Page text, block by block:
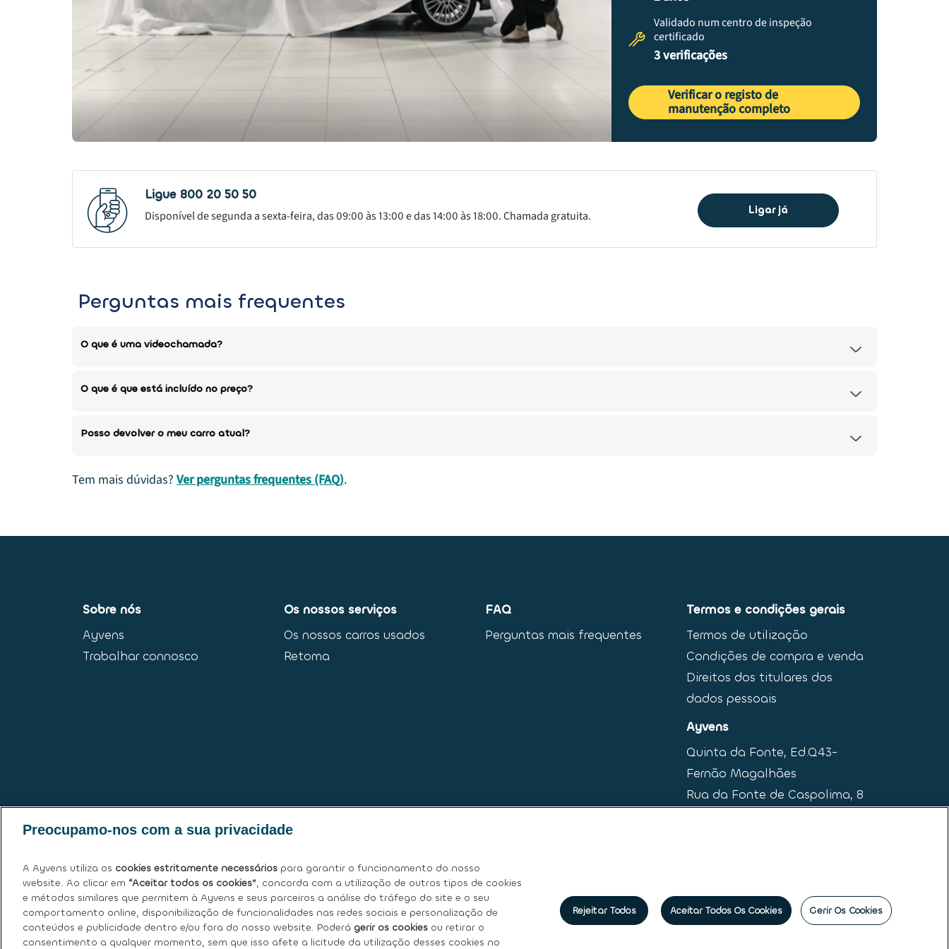
Validado num centro de inspeção
certificado
3 verificações
Verificar o registo de
manutenção completo
Ligue 800 20 50 50
Disponível de segunda a sexta-feira, das 09:00 às 13:00 e das 14:00 às 18:00. Chamada gratuita. Ligar já
Perguntas mais frequentes
O que é uma videochamada?
O que é que está incluído no preço?
Posso devolver o meu carro atual?
Tem mais dúvidas? Ver perguntas frequentes (FAQ).
Sobre nós
Ayvens
Trabalhar connosco
Os nossos serviços
Os nossos carros usados
Retoma
FAQ
Perguntas mais frequentes
Termos e condições gerais
Termos de utilização
Condições de compra e venda
Direitos dos titulares dos
dados pessoais
Ayvens
Quinta da Fonte, Ed.Q43-
Fernão Magalhães
Rua da Fonte de Caspolima, 8
Política de Cookies|Declaração de Privacidade|Termos de Utilização|Direitos dos titulares dos dados pessoais | Princípios Éticos e de Conduta |Código de
conduta
Canal de denúncias|Intermediação de crédito|Garantia de usados|Política de qualidade
Preocupamo-nos com a sua privacidade
A Ayvens utiliza os cookies estritamente necessários para garantir o funcionamento do nosso
website. Ao clicar em “Aceitar todos os cookies”, concorda com a utilização de outros tipos de cookies
e métodos similares que permitem à Ayvens e seus parceiros a análise do tráfego do site e o seu
comportamento online, disponibilização de funcionalidades nas redes sociais e personalização de
conteúdos e publicidade dentro e/ou fora do nosso website. Poderá gerir os cookies ou retirar o
consentimento a qualquer momento, sem que isso afete a licitude da utilização desses cookies no
Gerir Os Cookies
Rejeitar Todos Aceitar Todos Os Cookies